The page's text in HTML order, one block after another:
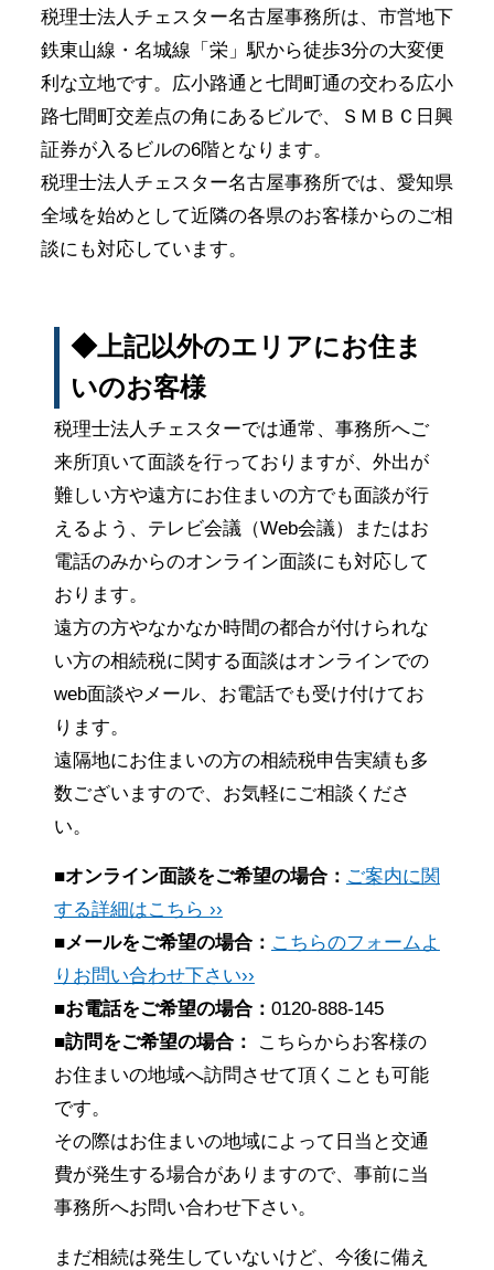
税理士法人チェスター名古屋事務所は、市営地下
鉄東山線・名城線「栄」駅から徒歩3分の大変便
利な立地です。広小路通と七間町通の交わる広小
路七間町交差点の角にあるビルで、ＳＭＢＣ日興
証券が入るビルの6階となります。
税理士法人チェスター名古屋事務所では、愛知県
全域を始めとして近隣の各県のお客様からのご相
談にも対応しています。
◆上記以外のエリアにお住ま
いのお客様
税理士法人チェスターでは通常、事務所へご
来所頂いて面談を行っておりますが、外出が
難しい方や遠方にお住まいの方でも面談が行
えるよう、テレビ会議（Web会議）またはお
電話のみからのオンライン面談にも対応して
おります。
遠方の方やなかなか時間の都合が付けられな
い方の相続税に関する面談はオンラインでの
web面談やメール、お電話でも受け付けてお
ります。
遠隔地にお住まいの方の相続税申告実績も多
数ございますので、お気軽にご相談くださ
い。
■オンライン面談をご希望の場合： ご案内に関
する詳細はこちら ››
■メールをご希望の場合： こちらのフォームよ
りお問い合わせ下さい››
■お電話をご希望の場合： 0120-888-145
■訪問をご希望の場合：
こちらからお客様の
お住まいの地域へ訪問させて頂くことも可能
です。
その際はお住まいの地域によって日当と交通
費が発生する場合がありますので、事前に当
事務所へお問い合わせ下さい。
まだ相続は発生していないけど、今後に備え